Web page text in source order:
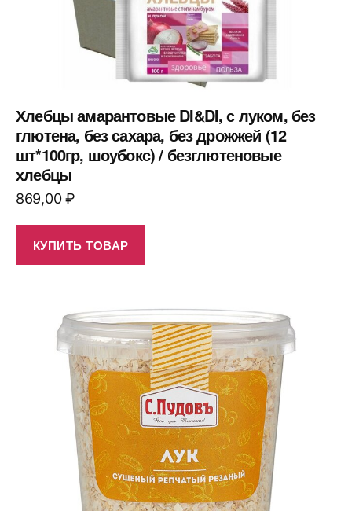
Хлебцы амарантовые DI&DI, с луком, без
глютена, без сахара, без дрожжей (12
шт*100гр, шоубокс) / безглютеновые
хлебцы
869,00₽
КУПИТЬ ТОВАР